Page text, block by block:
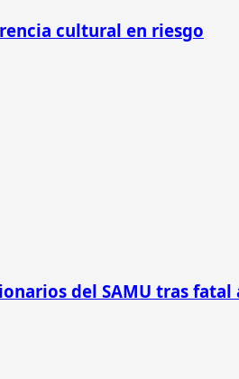
cultural en riesgo
del SAMU tras fatal